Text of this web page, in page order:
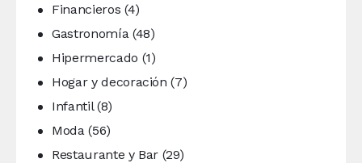
Financieros (4)
Gastronomía (48)
Hipermercado (1)
Hogar y decoración (7)
Infantil (8)
Moda (56)
Restaurante y Bar (29)